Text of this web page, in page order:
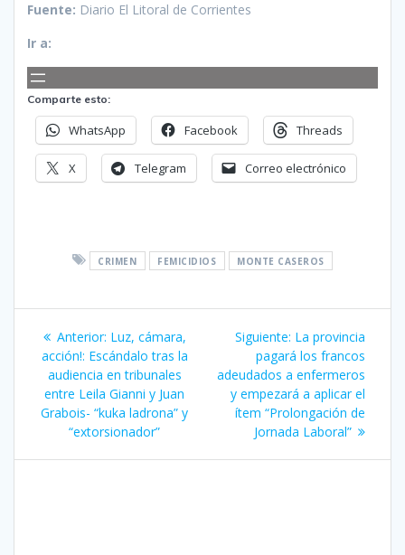
Fuente: Diario El Litoral de Corrientes
Ir a:
Comparte esto:
WhatsApp Facebook Threads
X Telegram Correo electrónico
CRIMEN FEMICIDIOS MONTE CASEROS
Navegación
de
entradas
Anterior: Entrada
anterior:
Luz, cámara,
acción!: Escándalo tras la
audiencia en tribunales
entre Leila Gianni y Juan
Grabois- “kuka ladrona” y
“extorsionador”
Siguiente: Siguiente
entrada:
La provincia
pagará los francos
adeudados a enfermeros
y empezará a aplicar el
ítem “Prolongación de
Jornada Laboral”